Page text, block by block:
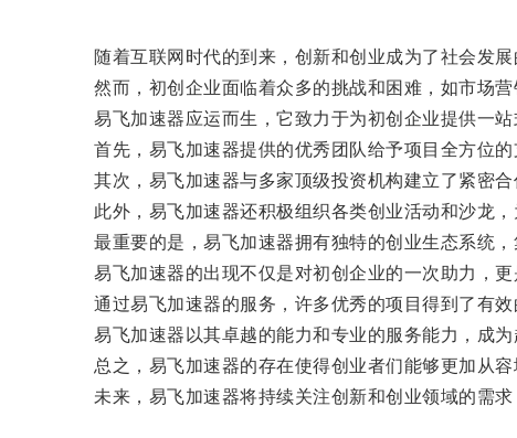
随着互联网时代的到来，创新和创业成为了社会发展
然而，初创企业面临着众多的挑战和困难，如市场营
易飞加速器应运而生，它致力于为初创企业提供一站
首先，易飞加速器提供的优秀团队给予项目全方位的
其次，易飞加速器与多家顶级投资机构建立了紧密合
此外，易飞加速器还积极组织各类创业活动和沙龙，
最重要的是，易飞加速器拥有独特的创业生态系统，
易飞加速器的出现不仅是对初创企业的一次助力，更
通过易飞加速器的服务，许多优秀的项目得到了有效
易飞加速器以其卓越的能力和专业的服务能力，成为
总之，易飞加速器的存在使得创业者们能够更加从容
未来，易飞加速器将持续关注创新和创业领域的需求